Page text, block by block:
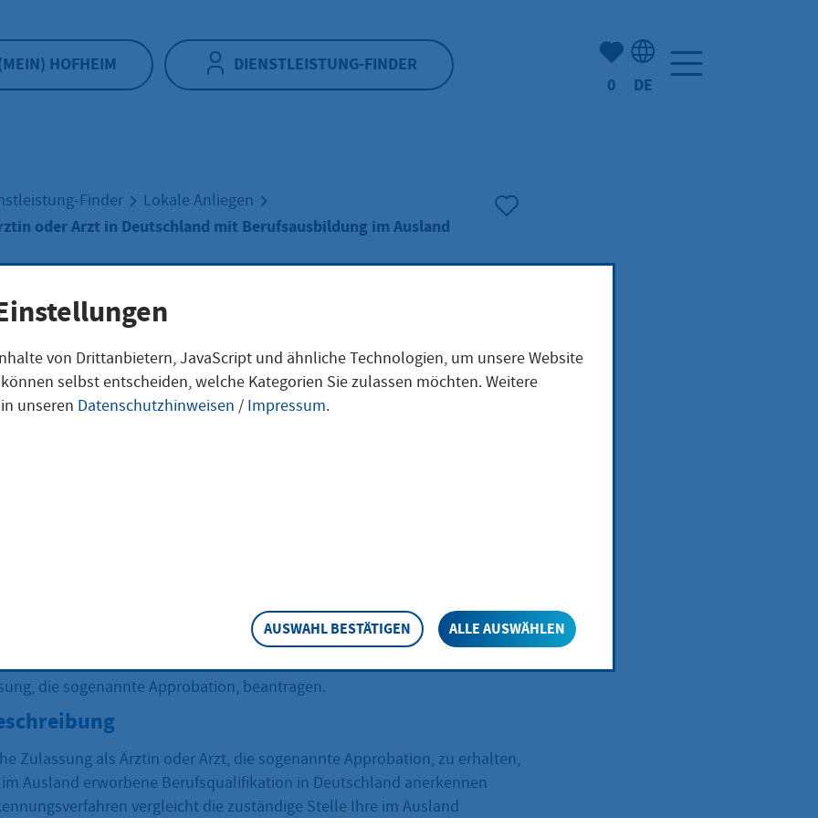
HOFHEIM DIENSTLEISTUNG-FINDER
Anzahl der gemerkten
0 DE
Finder Lokale Anliegen
oder Arzt in Deutschland mit Berufsausbildung im Ausland
als Ärztin oder
Deutschland mit
im
beantragen
im Ausland erworben haben und in Deutschland als
die sogenannte Approbation, beantragen.
Zulassung als Ärztin oder Arzt, die sogenannte Approbation, zu erhalten,
Ausland erworbene Berufsqualifikation in Deutschland anerkennen
vergleicht die zuständige Stelle Ihre im Ausland
von Drittanbietern, JavaScript und ähnliche Technologien, um unsere Website
selbst entscheiden, welche Kategorien Sie zulassen möchten. Weitere
unseren Datenschutzhinweisen / Impressum.
AUSWAHL BESTÄTIGEN ALLE AUSWÄHLEN